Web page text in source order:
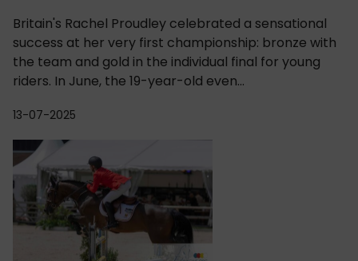
Britain's Rachel Proudley celebrated a sensational
success at her very first championship: bronze with
the team and gold in the individual final for young
riders. In June, the 19-year-old even...
13-07-2025